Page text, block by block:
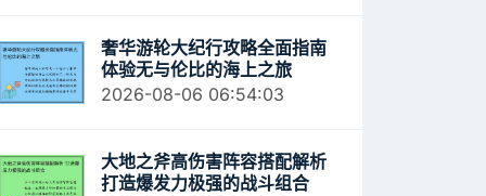
奢华游轮大纪行攻略全面指南
体验无与伦比的海上之旅
2026-08-06 06:54:03
大地之斧高伤害阵容搭配解析
打造爆发力极强的战斗组合